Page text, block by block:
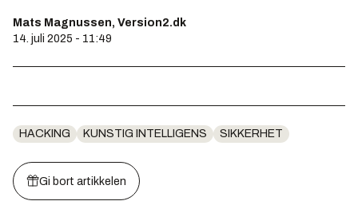
Mats Magnussen, Version2.dk
14. juli 2025 - 11:49
HACKING KUNSTIG INTELLIGENS SIKKERHET
Gi bort artikkelen